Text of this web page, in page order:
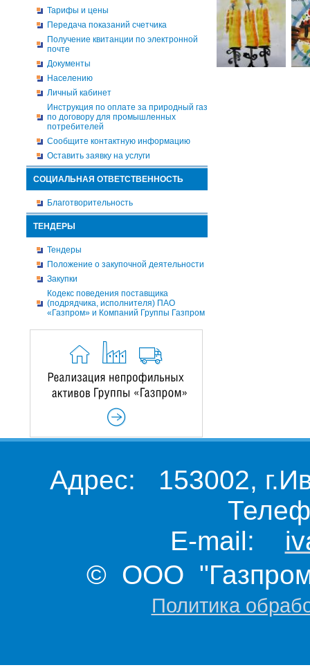
Тарифы и цены
Передача показаний счетчика
Получение квитанции по электронной
почте
Документы
Населению
Личный кабинет
Инструкция по оплате за природный газ
по договору для промышленных
потребителей
Сообщите контактную информацию
Оставить заявку на услуги
СОЦИАЛЬНАЯ ОТВЕТСТВЕННОСТЬ
Благотворительность
ТЕНДЕРЫ
Тендеры
Положение о закупочной деятельности
Закупки
Кодекс поведения поставщика
(подрядчика, исполнителя) ПАО
«Газпром» и Компаний Группы Газпром
Адрес: 153002,
E-mail:
© ООО "Газпром
Политика